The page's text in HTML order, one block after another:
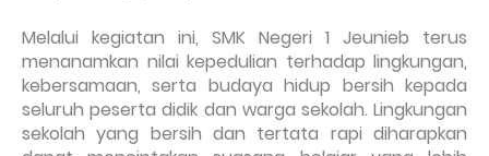
Melalui kegiatan ini, SMK Negeri 1 Jeunieb terus
menanamkan nilai kepedulian terhadap lingkungan,
kebersamaan, serta budaya hidup bersih kepada
seluruh peserta didik dan warga sekolah. Lingkungan
sekolah yang bersih dan tertata rapi diharapkan